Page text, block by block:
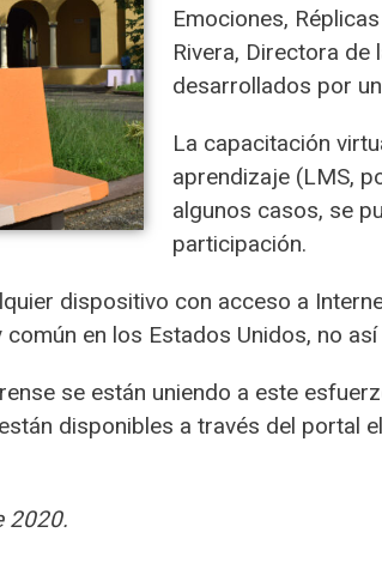
Emociones,
Rivera, Directora de
desarrollados por
La capacitación
aprendizaje (LMS,
algunos casos, se
participación.
dispositivo con acceso a
en los Estados Unidos, no
se están uniendo a este
disponibles a través del portal
2020.